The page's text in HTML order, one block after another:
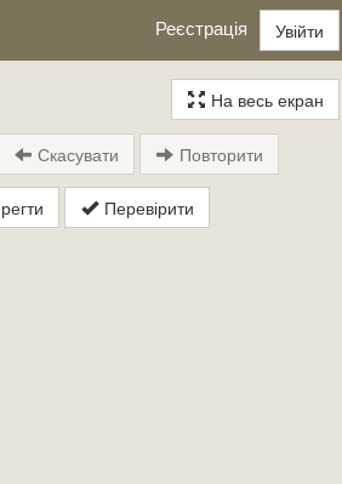
Реєстрація Увійти
На весь екран
Перевірити
Скасувати Повторити